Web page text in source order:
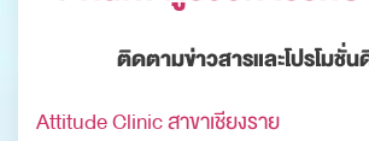
ติดตามข่าวสารและโปรโมชั่น
Attitude Clinic สาขาเชียงราย